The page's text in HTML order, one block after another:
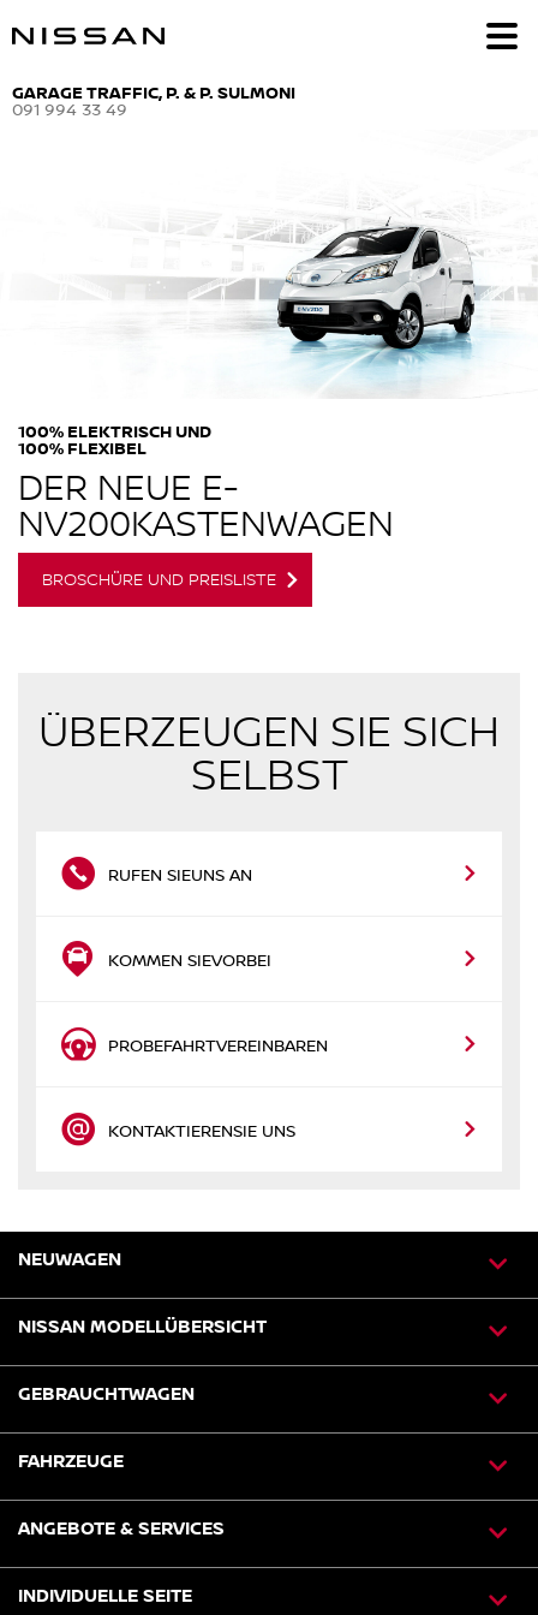
GARAGE TRAFFIC, P. & P. SULMONI
091 994 33 49
100% ELEKTRISCH UND
100% FLEXIBEL
DER NEUE E-
NV200KASTENWAGEN
BROSCHÜRE UND PREISLISTE
ÜBERZEUGEN SIE SICH
SELBST
RUFEN SIEUNS AN
KOMMEN SIEVORBEI
PROBEFAHRTVEREINBAREN
KONTAKTIERENSIE UNS
NEUWAGEN
NISSAN MODELLÜBERSICHT
GEBRAUCHTWAGEN
FAHRZEUGE
ANGEBOTE & SERVICES
INDIVIDUELLE SEITE